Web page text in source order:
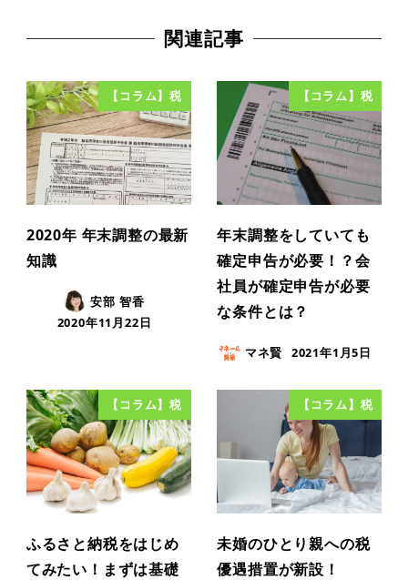
関連記事
【コラム】税
2020年 年末調整の最新
知識
安部 智香
2020年11月22日
【コラム】税
年末調整をしていても
確定申告が必要！？会
社員が確定申告が必要
な条件とは？
マネ賢 2021年1月5日
【コラム】税
ふるさと納税をはじめ
てみたい！まずは基礎
【コラム】税
未婚のひとり親への税
優遇措置が新設！